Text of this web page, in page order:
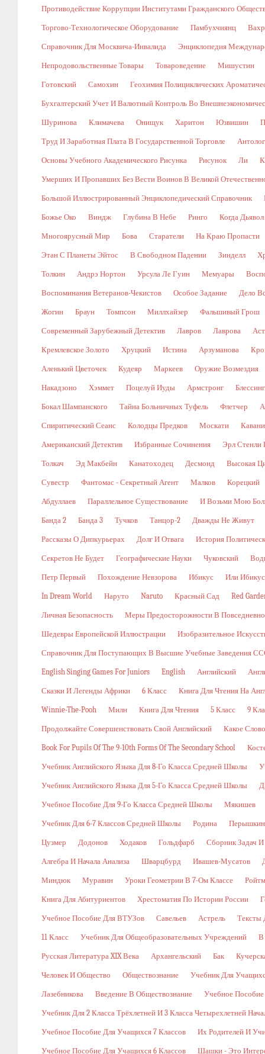
Противодействие Коррупции Институтами Гражданского
Торгово-Технологическое Оборудование Памбухчиянц
Справочник Для Москвича-Инвалида Энциклопедия
Непродовольственные Товары Товароведение Мишустин
Готовский Самохин Геохимия Полициклических
Бухгалтерский Учет И Валютный Контроль Во
Шуринова Климачева Онищук Харитон Юзвишин
Труд И Заработная Плата В Государственной Торговле
Основы Учебного Академического Рисунка Рисунок Ли
Умерших И Пропавших Без Вести Воинов В Великой
Большой Иллюстрированный Энциклопедический Справочник
Божье Око Виндж Глубина В Небе Ринго Когда
Многоярусный Мир Бова Старатели На Краю Пропасти
Этан С Планеты Эйтос В Свободном Падении Зинделл
Толкин Андрэ Нортон Урсула Ле Гуин Мемуары
Воспоминания Ветеранов-Чекистов Особое Задание Дело
Жогин Браун Томпсон Миллхайзер Фальшивый Грош
Современный Зарубежный Детектив Лавров Лаврова
Кремлевское Золото Хруцкий Истина Арзуманова
Аленький Цветочек Кудеяр Маркеев Оружие Возмездия
Накадзоно Хэммет Поцелуй Иуды Армстронг
Бокал Шампанского Тайна Больничных Туфель Флетчер
Спиритический Сеанс Колодцы Предков Москати Кавани
Американский Детектив Избранные Сочинения Эрл Стенли
Толкач Эд Макбейн Канатоходец Десмонд Высокая
Сувестр Фантомас - Секретный Агент Малков Корецкий
Абдуллаев Параллельное Существование И Возьми Мою
Банда 2 Банда 3 Тучков Танцор-2 Дважды Не Живут
Рассказы О Дипкурьерах Долг И Отвага История
Секретов Не Будет Географические Науки Чуковский
Петр Первый Похождение Невзорова Ибикус Или Ибикус
In Dream World Наруто Naruto Красный Сад Red
Личная Безопасность Меры Предосторожности В
Шедевры Европейской Иллюстрации Изобразительное
Справочник Для Поступающих В Высшие Учебные Заведения
English Singing Games For Juniors English Английский
Сказки И Легенды Африки 6 Класс Книга Для Чтения На
Winnie-The-Pooh Милн Книга Для Чтения 5 Класс 9
Продолжайте Совершенствовать Свой Английский Какое
Book For Pupils Of The 9-10th Forms Of The Secondary School
Учебник Английского Языка Для 8-Го Класса Средней Школы
Учебник Английского Языка Для 5-Го Класса Средней Школы
Учебное Пособие Для 9-Го Класса Средней Школы Мякишев
Учебник Для 6-7 Классов Средней Школы Родина Перышкин
Цузмер Додонов Ходаков Гольдфарб Сборник Задач
Алгебра И Начала Анализа Шварцбурд Ивашев-Мусатов
Миндюк Муравин Уроки Геометрии В 7-Ом Классе
Книга Для Абитуриентов Хрестоматия По Истории России
Учебное Пособие Для ВТУЗов Савельев Астрель Тексты
11 Класс Учебник Для Общеобразовательных Учреждений В
Русская Литература XIX Века Архангельский Бак
Человек И Общество Обществознание Учебник Для
Лазебникова Введение В Обществознание Учебное
Учебник Для 2 Класса Трёхлетней И 3 Класса Четырехлетней
Учебное Пособие Для Учащихся 7 Классов Их Родителей И
Учебное Пособие Для Учащихся 6 Классов Шашки - Это